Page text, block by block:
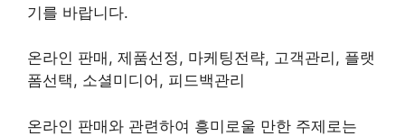
기를 바랍니다.
온라인 판매, 제품선정, 마케팅전략, 고객관리, 플랫
폼선택, 소셜미디어, 피드백관리
온라인 판매와 관련하여 흥미로울 만한 주제로는